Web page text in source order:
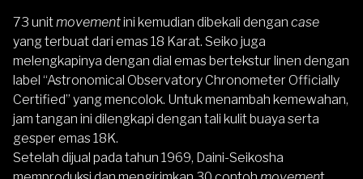
73 unitmovementini kemudian dibekali dengan case
yang terbuat dari emas 18 Karat. Seiko juga
melengkapinya dengan dial emas bertekstur linen dengan
label “Astronomical Observatory Chronometer Officially
Certified” yang mencolok. Untuk menambah kemewahan,
jam tangan ini dilengkapi dengan tali kulit buaya serta
gesper emas 18K.
Setelah dijual pada tahun 1969, Daini-Seikosha